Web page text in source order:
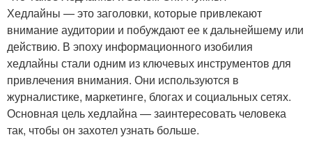
Хедлайны — это заголовки, которые привлекают
внимание аудитории и побуждают ее к дальнейшему или
действию. В эпоху информационного изобилия
хедлайны стали одним из ключевых инструментов для
привлечения внимания. Они используются в
журналистике, маркетинге, блогах и социальных сетях.
Основная цель хедлайна — заинтересовать человека
так, чтобы он захотел узнать больше.